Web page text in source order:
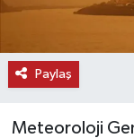
Paylaş
Meteoroloji
TEKNOLOJİ
TİCARET